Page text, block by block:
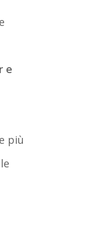
e
più